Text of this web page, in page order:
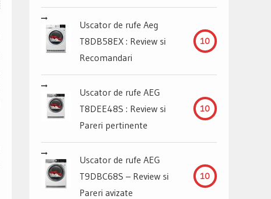
Uscator de rufe Aeg
T8DB58EX : Review si
Recomandari
10
Uscator de rufe AEG
T8DEE48S : Review si
Pareri pertinente
10
Uscator de rufe AEG
T9DBC68S – Review si
Pareri avizate
10